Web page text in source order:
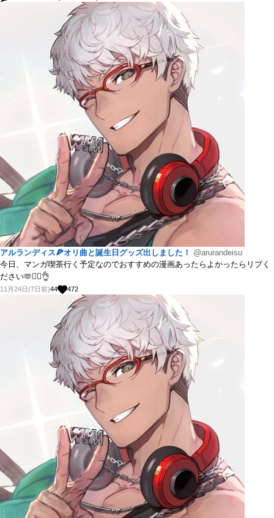
アルランディス🍕オリ曲と誕生日グッズ出しました！
@arurandeisu
今日、マンガ喫茶行く予定なのでおすすめの漫画あったらよかったらリプく
ださい🫶💁‍♂️👌
11月24日(7日前)44 472